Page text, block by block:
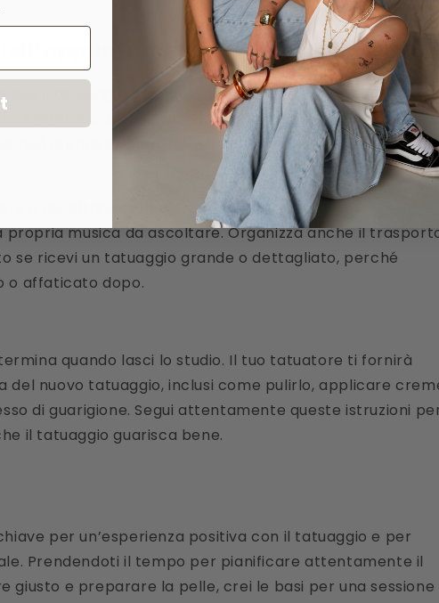
per il tatuaggio ci sono alcune cose da tenere a mente.
e idratato. Mangia un pasto nutriente prima di andare,
può durare diverse ore e il tuo livello di zuccheri nel
o ascoltare per occuparti durante la sessione. Molti
musica da ascoltare. Organizza anche il
se ricevi un tatuaggio grande o dettagliato, perché
o affaticato dopo.
quando lasci lo studio. Il tuo tatuatore ti fornirà
del nuovo tatuaggio, inclusi come pulirlo, applicare
di guarigione. Segui attentamente queste istruzioni
il tatuaggio guarisca bene.
per un’esperienza positiva con il tatuaggio e per
Prendendoti il tempo per pianificare attentamente il
giusto e preparare la pelle, crei le basi per una sessione